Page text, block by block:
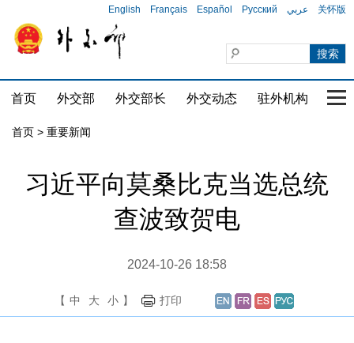
English Français Español Русский عربي 关怀版
首页 外交部 外交部长 外交动态 驻外机构 国
首页 > 重要新闻
习近平向莫桑比克当选总统
查波致贺电
2024-10-26 18:58
【 中 大 小 】 打印